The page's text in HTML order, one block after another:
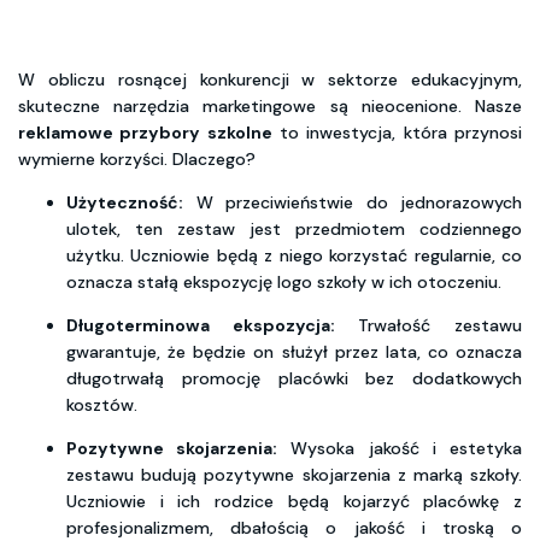
W obliczu rosnącej konkurencji w sektorze edukacyjnym,
skuteczne narzędzia marketingowe są nieocenione. Nasze
reklamowe przybory szkolne to inwestycja, która przynosi
wymierne korzyści. Dlaczego?
Użyteczność: W przeciwieństwie do jednorazowych
ulotek, ten zestaw jest przedmiotem codziennego
użytku. Uczniowie będą z niego korzystać regularnie, co
oznacza stałą ekspozycję logo szkoły w ich otoczeniu.
Długoterminowa ekspozycja: Trwałość zestawu
gwarantuje, że będzie on służył przez lata, co oznacza
długotrwałą promocję placówki bez dodatkowych
kosztów.
Pozytywne skojarzenia: Wysoka jakość i estetyka
zestawu budują pozytywne skojarzenia z marką szkoły.
Uczniowie i ich rodzice będą kojarzyć placówkę z
profesjonalizmem, dbałością o jakość i troską o